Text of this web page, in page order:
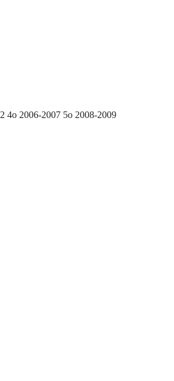
4ο 2006-2007 5ο 2008-2009